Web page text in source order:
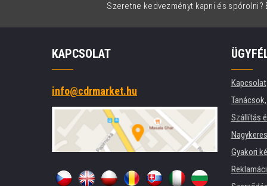
Szeretne kedvezményt kapni és
KAPCSOLAT
info@cdrmarket.hu
Kapcsolat
Szállítás
Gyakori